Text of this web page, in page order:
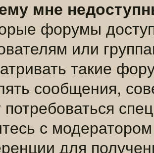
мне
форумы
или
такие
сообщения,
с
для